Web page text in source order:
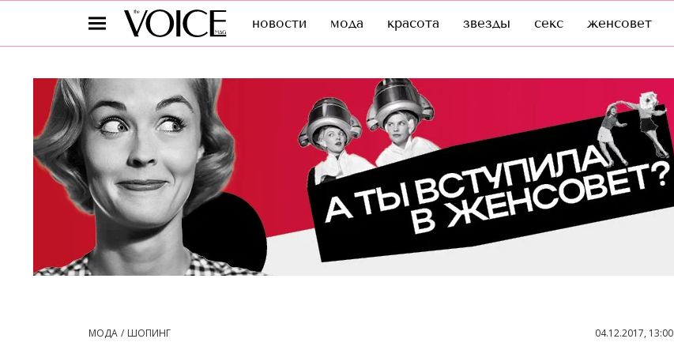
новости мода красота звезды секс женсовет
МОДА ШОПИНГ 04.12.2017, 13:00